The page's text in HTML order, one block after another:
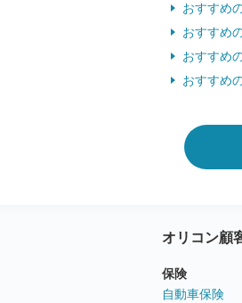
おすすめ
おすすめ
おすすめ
おすすめ
オリコン顧
保険
自動車保険